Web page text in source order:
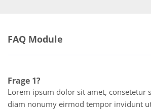
FAQ Module
Frage 1?
Lorem ipsum dolor sit amet, consetetur
diam nonumy eirmod tempor invidunt